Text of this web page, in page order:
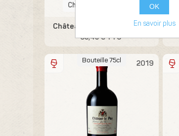
Château Labegorce
Château Labegorce Margaux
65,45 € TTC
2019
Bouteille 75cl
OK
En savoir plus